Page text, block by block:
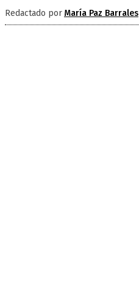
Redactado por María Paz Barrales